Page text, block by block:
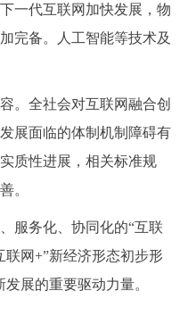
一代互联网加快发展，物
完备。人工智能等技术及
全社会对互联网融合创
展面临的体制机制障碍有
质性进展，相关标准规
。
务化、协同化的“互联
联网+”新经济形态初步形
展的重要驱动力量。